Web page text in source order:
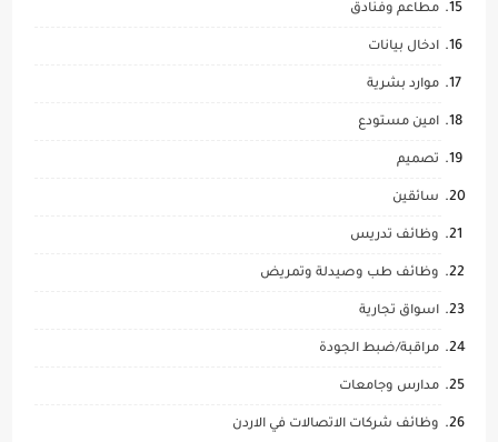
مطاعم وفنادق
ادخال بيانات
موارد بشرية
امين مستودع
تصميم
سائقين
وظائف تدريس
وظائف طب وصيدلة وتمريض
اسواق تجارية
مراقبة/ضبط الجودة
مدارس وجامعات
وظائف شركات الاتصالات في الاردن